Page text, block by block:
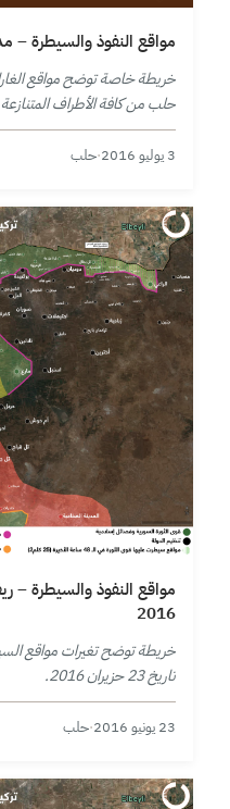
مواقع النفوذ والسيطرة – مدينة حلب
خريطة خاصة توضح مواقع
حلب من كافة الأطراف المتنازعة
في المدينة ومحيطها حتى تاريخ 3 تموز 2016.
3 يوليو 2016 ·حلب
2016
خريطة توضح تغيرات مواقع
تاريخ 23 حزيران 2016.
23 يونيو 2016 ·حلب